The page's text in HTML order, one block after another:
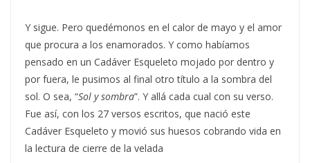
Y sigue. Pero quedémonos en el calor de mayo y el amor
que procura a los enamorados. Y como habíamos
pensado en un Cadáver Esqueleto mojado por dentro y
por fuera, le pusimos al final otro título a la sombra del
sol. O sea, “Sol y sombra”. Y allá cada cual con su verso.
Fue así, con los 27 versos escritos, que nació este
Cadáver Esqueleto y movió sus huesos cobrando vida en
la lectura de cierre de la velada